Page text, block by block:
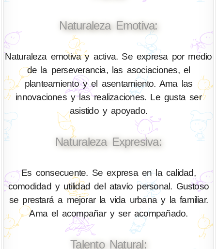
Naturaleza Emotiva:
Naturaleza emotiva y activa. Se expresa por medio
de la perseverancia, las asociaciones, el
planteamiento y el asentamiento. Ama las
innovaciones y las realizaciones. Le gusta ser
asistido y apoyado.
Naturaleza Expresiva:
Es consecuente. Se expresa en la calidad,
comodidad y utilidad del atavío personal. Gustoso
se prestará a mejorar la vida urbana y la familiar.
Ama el acompañar y ser acompañado.
Talento Natural: